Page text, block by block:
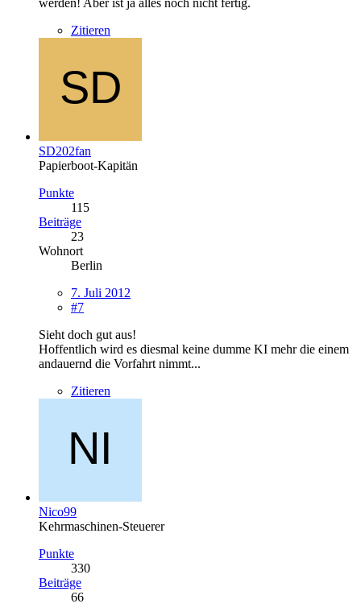
Zitieren
SD202fan
Papierboot-Kapitän
Punkte
115
Beiträge
23
Wohnort
Berlin
7. Juli 2012
#7
Sieht doch gut aus!
Hoffentlich wird es diesmal keine dumme KI mehr die einem
andauernd die Vorfahrt nimmt...
Zitieren
Nico99
Kehrmaschinen-Steuerer
Punkte
330
Beiträge
66